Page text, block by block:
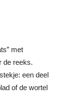
met
de reeks.
een deel
of de wortel